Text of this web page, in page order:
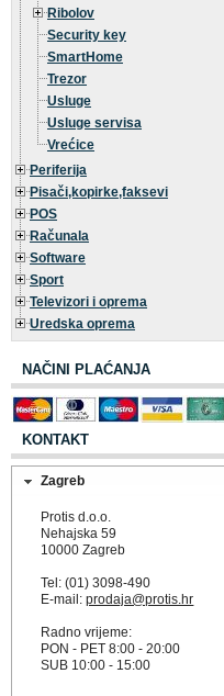
Ribolov
Security key
SmartHome
Trezor
Usluge
Usluge servisa
Vrećice
Periferija
Pisači,kopirke,faksevi
POS
Računala
Software
Sport
Televizori i oprema
Uredska oprema
NAČINI PLAĆANJA
KONTAKT
Zagreb
Protis d.o.o.
Nehajska 59
10000 Zagreb
Tel: (01) 3098-490
E-mail:prodaja@protis.hr
Radno vrijeme:
PON - PET 8:00 - 20:00
SUB 10:00 - 15:00